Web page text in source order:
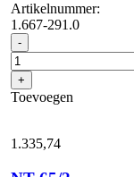
Artikelnummer:
1.667-291.0
- NT
65/2
Ap
aantal
+
Toevoegen
1.335,74